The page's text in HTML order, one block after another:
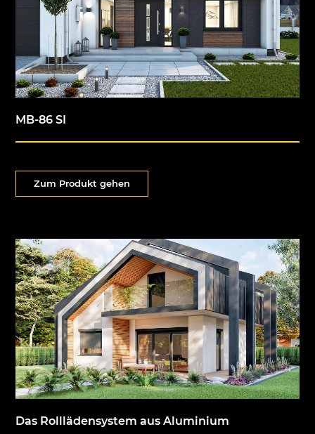
MB-86 SI
Zum Produkt gehen
Das Rolllädensystem aus Aluminium